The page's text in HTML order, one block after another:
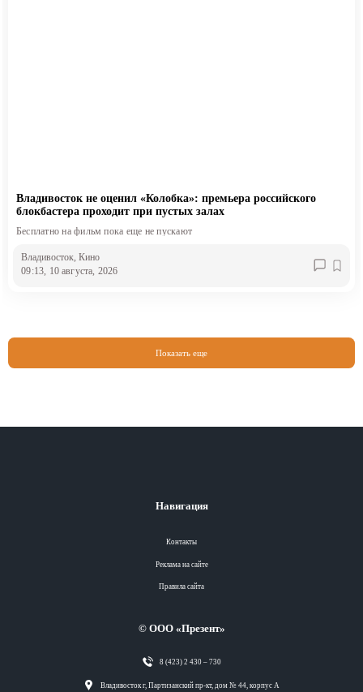
Владивосток не оценил «Колобка»: премьера российского
блокбастера проходит при пустых залах
Бесплатно на фильм пока еще не пускают
Владивосток , Кино
09:13, 10 августа, 2026
Показать еще
Навигация
Контакты
Реклама на сайте
Правила сайта
© ООО «Презент»
8 (423) 2 430 – 730
Владивосток г, Партизанский пр-кт, дом № 44, корпус А